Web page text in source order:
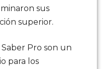
sus
superior.
Saber Pro son un
para los